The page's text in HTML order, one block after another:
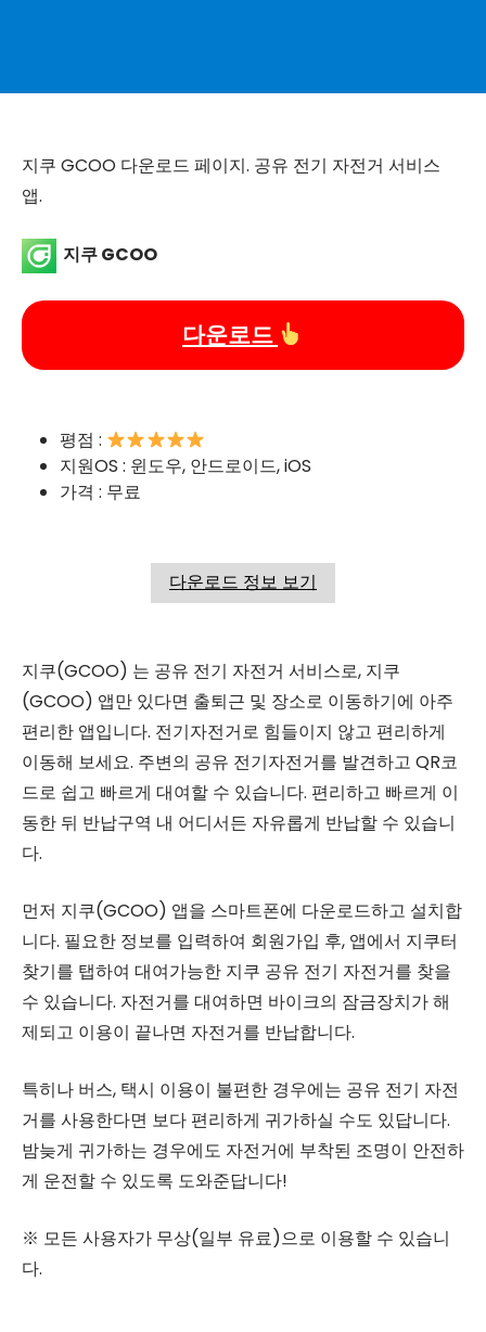
지쿠 GCOO 다운로드 페이지. 공유 전기 자전거 서비스
앱.
지쿠 GCOO
다운로드
평점 :
지원OS : 윈도우, 안드로이드, iOS
가격 : 무료
다운로드 정보 보기
지쿠(GCOO) 는 공유 전기 자전거 서비스로, 지쿠
(GCOO) 앱만 있다면 출퇴근 및 장소로 이동하기에 아주
편리한 앱입니다. 전기자전거로 힘들이지 않고 편리하게
이동해 보세요. 주변의 공유 전기자전거를 발견하고 QR코
드로 쉽고 빠르게 대여할 수 있습니다. 편리하고 빠르게 이
동한 뒤 반납구역 내 어디서든 자유롭게 반납할 수 있습니
다.
먼저 지쿠(GCOO) 앱을 스마트폰에 다운로드하고 설치합
니다. 필요한 정보를 입력하여 회원가입 후, 앱에서 지쿠터
찾기를 탭하여 대여가능한 지쿠 공유 전기 자전거를 찾을
수 있습니다. 자전거를 대여하면 바이크의 잠금장치가 해
제되고 이용이 끝나면 자전거를 반납합니다.
특히나 버스, 택시 이용이 불편한 경우에는 공유 전기 자전
거를 사용한다면 보다 편리하게 귀가하실 수도 있답니다.
밤늦게 귀가하는 경우에도 자전거에 부착된 조명이 안전하
게 운전할 수 있도록 도와준답니다!
※ 모든 사용자가 무상(일부 유료)으로 이용할 수 있습니
다.